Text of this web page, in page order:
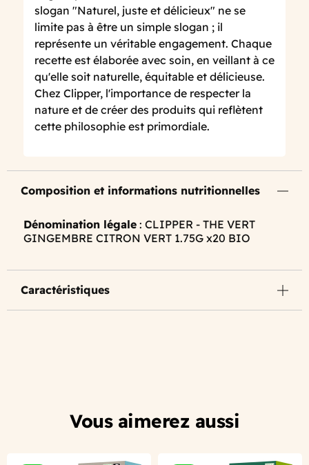
slogan "Naturel, juste et délicieux" ne se
limite pas à être un simple slogan ; il
représente un véritable engagement. Chaque
recette est élaborée avec soin, en veillant à ce
qu'elle soit naturelle, équitable et délicieuse.
Chez Clipper, l'importance de respecter la
nature et de créer des produits qui reflètent
cette philosophie est primordiale.
Composition et informations nutritionnelles
Dénomination légale : CLIPPER - THE VERT
GINGEMBRE CITRON VERT 1.75G x20 BIO
Caractéristiques
Vous aimerez aussi